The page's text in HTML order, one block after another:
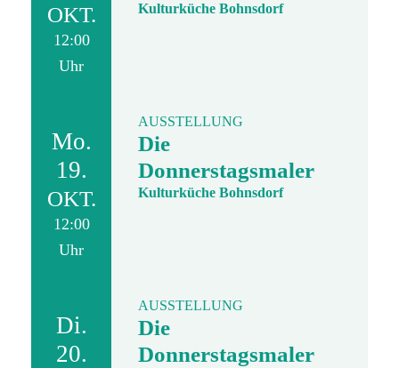
OKT.
12:00
Uhr
Kulturküche Bohnsdorf
Mo.
19.
OKT.
12:00
Uhr
AUSSTELLUNG
Die
Donnerstagsmaler
Kulturküche Bohnsdorf
Di.
20.
AUSSTELLUNG
Die
Donnerstagsmaler